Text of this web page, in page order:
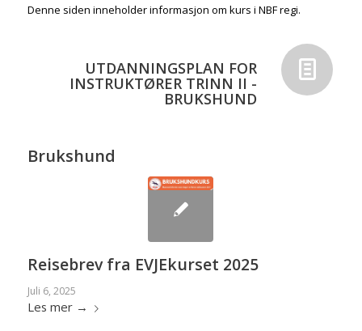
Denne siden inneholder informasjon om kurs i NBF regi.
UTDANNINGSPLAN FOR
INSTRUKTØRER TRINN II -
BRUKSHUND
Brukshund
Reisebrev fra EVJEkurset 2025
Juli 6, 2025
Les mer→